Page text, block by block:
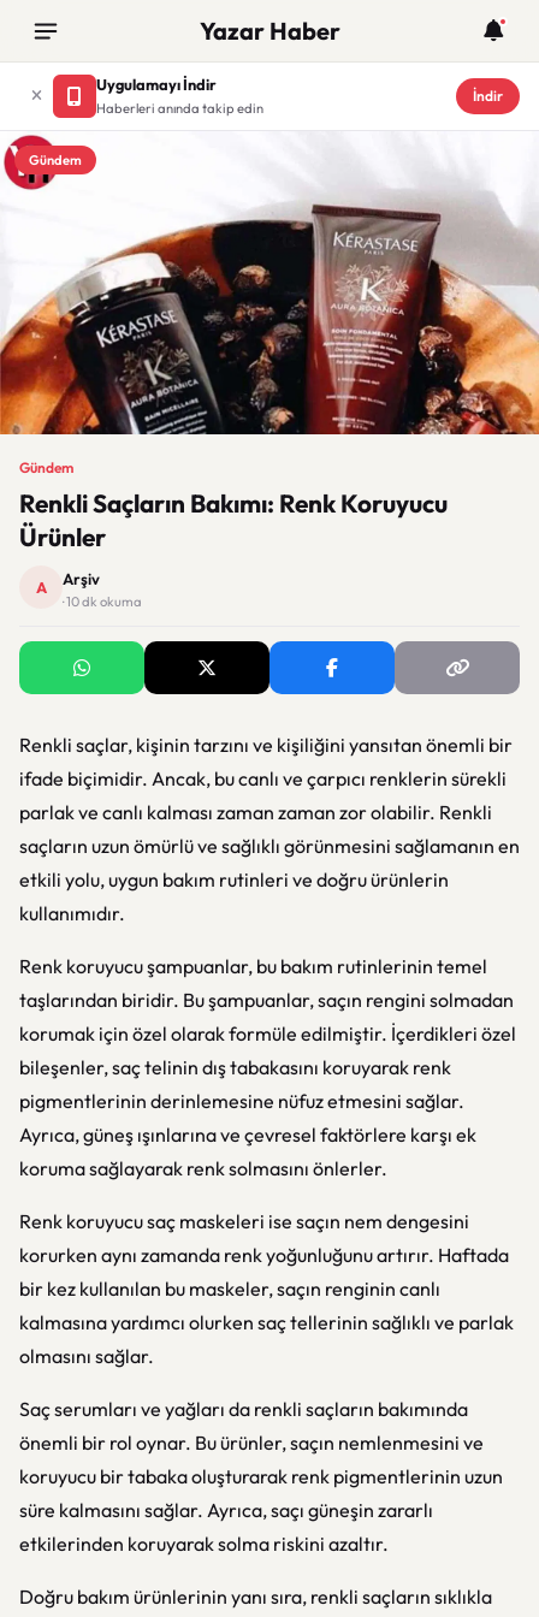
Yazar Haber
Uygulamayı İndir
Haberleri anında takip edin
İndir
Gündem
Gündem
Renkli Saçların Bakımı: Renk Koruyucu
Ürünler
A Arşiv
· 10 dk okuma
Renkli saçlar, kişinin tarzını ve kişiliğini yansıtan önemli bir
ifade biçimidir. Ancak, bu canlı ve çarpıcı renklerin sürekli
parlak ve canlı kalması zaman zaman zor olabilir. Renkli
saçların uzun ömürlü ve sağlıklı görünmesini sağlamanın en
etkili yolu, uygun bakım rutinleri ve doğru ürünlerin
kullanımıdır.
Renk koruyucu şampuanlar, bu bakım rutinlerinin temel
taşlarından biridir. Bu şampuanlar, saçın rengini solmadan
korumak için özel olarak formüle edilmiştir. İçerdikleri özel
bileşenler, saç telinin dış tabakasını koruyarak renk
pigmentlerinin derinlemesine nüfuz etmesini sağlar.
Ayrıca, güneş ışınlarına ve çevresel faktörlere karşı ek
koruma sağlayarak renk solmasını önlerler.
Renk koruyucu saç maskeleri ise saçın nem dengesini
korurken aynı zamanda renk yoğunluğunu artırır. Haftada
bir kez kullanılan bu maskeler, saçın renginin canlı
kalmasına yardımcı olurken saç tellerinin sağlıklı ve parlak
olmasını sağlar.
Saç serumları ve yağları da renkli saçların bakımında
önemli bir rol oynar. Bu ürünler, saçın nemlenmesini ve
koruyucu bir tabaka oluşturarak renk pigmentlerinin uzun
süre kalmasını sağlar. Ayrıca, saçı güneşin zararlı
etkilerinden koruyarak solma riskini azaltır.
Doğru bakım ürünlerinin yanı sıra, renkli saçların sıklıkla